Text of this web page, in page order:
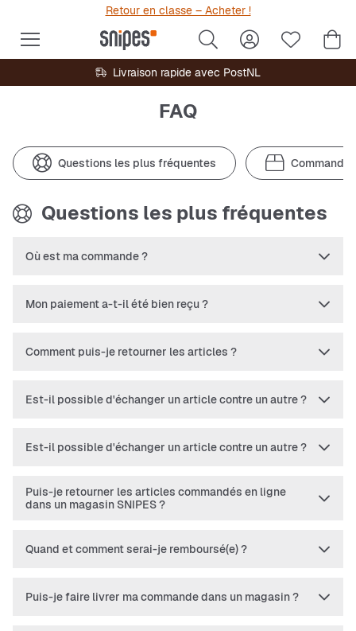
Retour en classe – Acheter !
Livraison rapide avec PostNL
FAQ
Questions les plus fréquentes Commande
Questions les plus fréquentes
Où est ma commande ?
Mon paiement a-t-il été bien reçu ?
Comment puis-je retourner les articles ?
Est-il possible d'échanger un article contre un autre ?
Est-il possible d'échanger un article contre un autre ?
Puis-je retourner les articles commandés en ligne
dans un magasin SNIPES ?
Quand et comment serai-je remboursé(e) ?
Puis-je faire livrer ma commande dans un magasin ?